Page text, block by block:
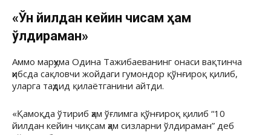
«Ўн йилдан кейин чиқсам ҳам
ўлдираман»
Аммо марҳума Одина Тажибаеванинг онаси вақтинча
ҳибсда сақловчи жойдаги гумондор қўнғироқ қилиб,
уларга таҳдид қилаётганини айтди.
«Қамоқда ўтириб ҳам ўғлимга қўнғироқ қилиб “10
йилдан кейин чиқсам ҳам сизларни ўлдираман” деб